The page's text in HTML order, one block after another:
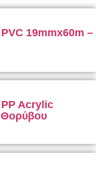
PVC 19mmx60m –
PP Acrylic